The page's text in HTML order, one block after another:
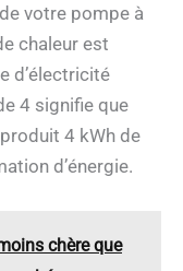
de votre pompe à
chaleur est
d’électricité
4 signifie que
4 kWh de
d’énergie.
chère que